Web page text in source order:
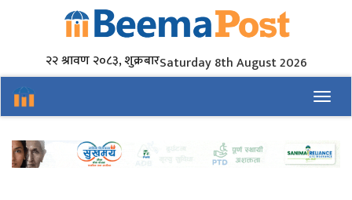
२२ श्रावण २०८३, शुक्रबारSaturday 8th August 2026